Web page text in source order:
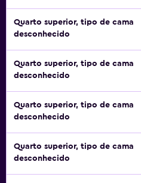
Quarto superior, tipo de cama
desconhecido
Quarto superior, tipo de cama
desconhecido
Quarto superior, tipo de cama
desconhecido
Quarto superior, tipo de cama
desconhecido